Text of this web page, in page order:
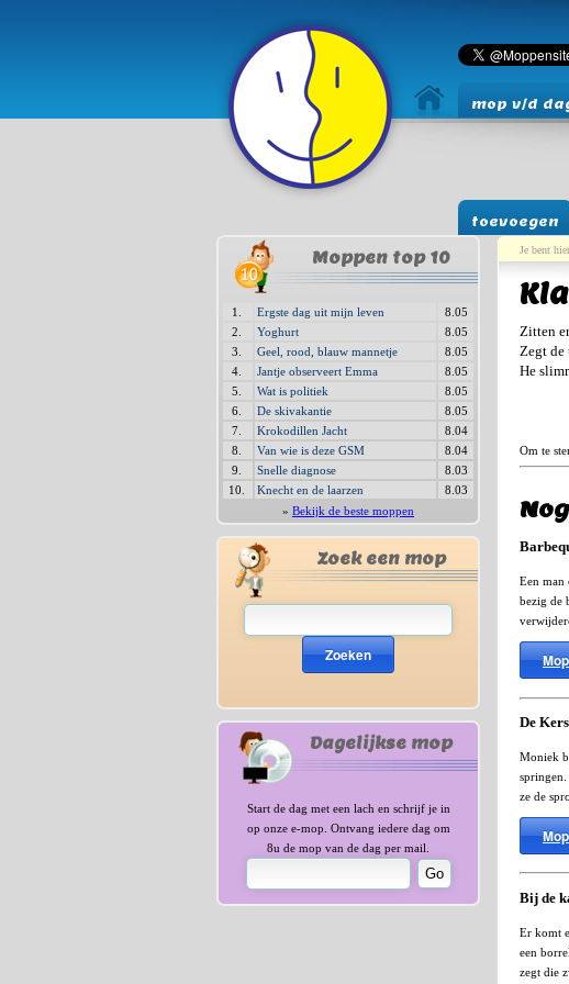
mop v/d
toevoegen
Moppen top 10
1. Ergste dag uit mijn leven
8.05
2.
Yoghurt
8.05
3.
Geel, rood, blauw mannetje
8.05
4.
Jantje observeert Emma
8.05
5.
Wat is politiek
8.05
6.
De skivakantie
8.05
7.
Krokodillen Jacht
8.04
8.
Van wie is deze GSM
8.04
9.
Snelle diagnose
8.03
10.
Knecht en de laarzen
8.03
» Bekijk de beste moppen
Zoek een mop
Zoeken
Dagelijkse mop
Start de dag met een lach en schrijf je in
op onze e-mop. Ontvang iedere dag om
8u de mop van de dag per mail.
Je bent
Zitten
Zegt de
He
Om te
Een man
bezig de
De
Moniek
ze de
Bij de
Er komt
een
zegt die